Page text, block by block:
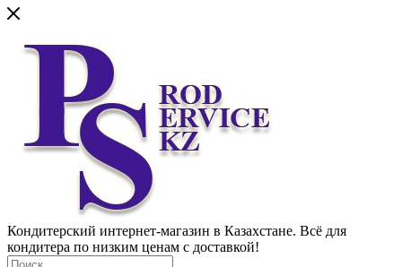
Кондитерский интернет-магазин в Казахстане. Всё для
кондитера по низким ценам с доставкой!